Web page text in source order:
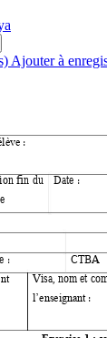
Ajouter à
:
fin du
Date :
: CTBA
Visa, nom et
l’enseignant :